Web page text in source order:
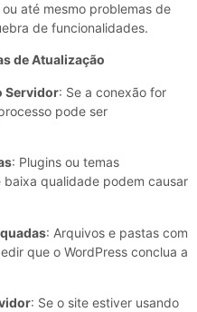
até mesmo problemas de
de funcionalidades.
de Atualização
Servidor: Se a conexão for
pode ser
: Plugins ou temas
qualidade podem causar
: Arquivos e pastas com
que o WordPress conclua a
: Se o site estiver usando